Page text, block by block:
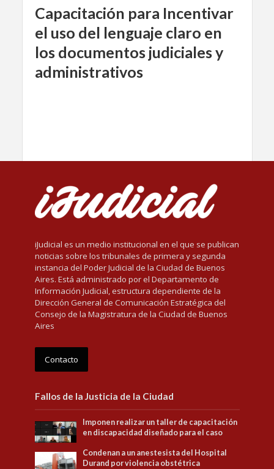
Capacitación para Incentivar
el uso del lenguaje claro en
los documentos judiciales y
administrativos
iJudicial es un medio institucional en el que se publican
noticias sobre los tribunales de primera y segunda
instancia del Poder Judicial de la Ciudad de Buenos
Aires. Está administrado por el Departamento de
Información Judicial, estructura dependiente de la
Dirección General de Comunicación Estratégica del
Consejo de la Magistratura de la Ciudad de Buenos
Aires
Contacto
Fallos de la Justicia de la Ciudad
Imponen realizar un taller de capacitación
en discapacidad diseñado para el caso
Condenan a un anestesista del Hospital
Durand por violencia obstétrica